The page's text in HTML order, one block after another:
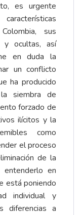
es urgente
sus
y ocultas, así
en duda la
un conflicto
ha producido
siembra de
forzado de
ilícitos y la
como
el proceso
de la
en
está poniendo
individual y
diferencias a